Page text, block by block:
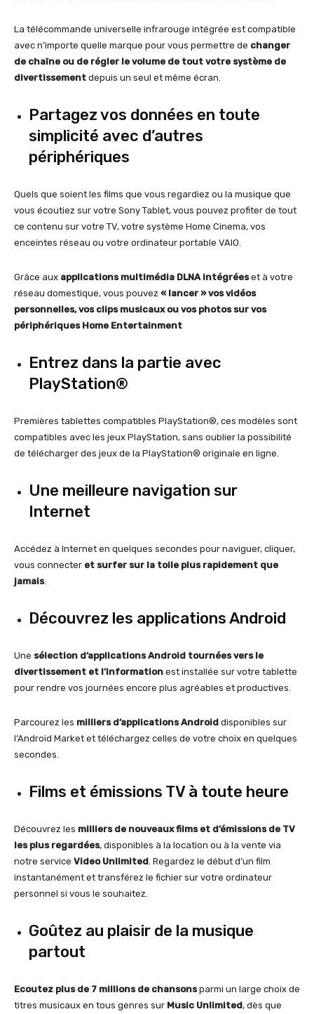
La télécommande universelle infrarouge intégrée est compatible
avec n’importe quelle marque pour vous permettre de changer
de chaîne ou de régler le volume de tout votre système de
divertissement depuis un seul et même écran.
Partagez vos données en toute
simplicité avec d’autres
périphériques
Quels que soient les films que vous regardiez ou la musique que
vous écoutiez sur votre Sony Tablet, vous pouvez profiter de tout
ce contenu sur votre TV, votre système Home Cinema, vos
enceintes réseau ou votre ordinateur portable VAIO.
Grâce aux applications multimédia DLNA intégréeset à votre
réseau domestique, vous pouvez « lancer » vos vidéos
personnelles, vos clips musicaux ou vos photos sur vos
périphériques Home Entertainment
Entrez dans la partie avec
PlayStation®
Premières tablettes compatibles PlayStation®, ces modèles sont
compatibles avec les jeux PlayStation, sans oublier la possibilité
de télécharger des jeux de la PlayStation® originale en ligne.
Une meilleure navigation sur
Internet
Accédez à Internet en quelques secondes pour naviguer, cliquer,
vous connecter et surfer sur la toile plus rapidement que
jamais.
Découvrez les applications Android
Une sélection d’applications Android tournées vers le
divertissement et l’information est installée sur votre tablette
pour rendre vos journées encore plus agréables et productives.
Parcourez les milliers d’applications Android disponibles sur
l’Android Market et téléchargez celles de votre choix en quelques
secondes.
Films et émissions TV à toute heure
Découvrez les milliers de nouveaux films et d’émissions de TV
les plus regardées, disponibles à la location ou à la vente via
notre service Video Unlimited . Regardez le début d’un film
instantanément et transférez le fichier sur votre ordinateur
personnel si vous le souhaitez.
Goûtez au plaisir de la musique
partout
Ecoutez plus de 7 millions de chansonsparmi un large choix de
titres musicaux en tous genres sur Music Unlimited, dès que